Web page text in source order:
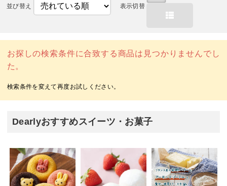
並び替え 表示切替
お探しの検索条件に合致する商品は見つかりませんでし
た。
Dearlyおすすめスイーツ・お菓子